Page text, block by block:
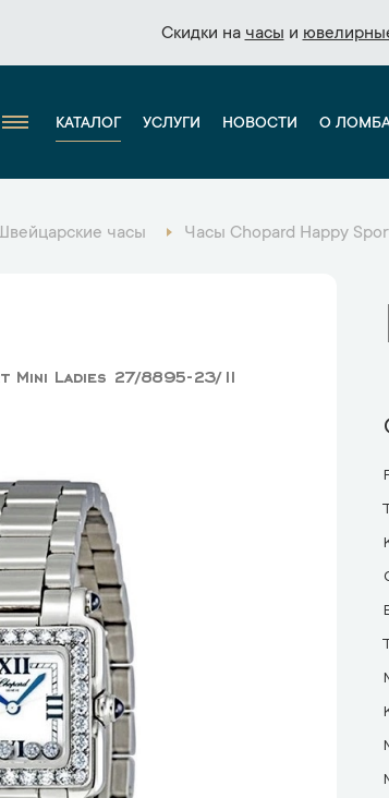
Скидки на часы и
Скидки на часы и
КАТАЛОГ УСЛУГИ НОВОСТИ О
часы Часы Chopard Happy
Ladies 27/8895-23/11